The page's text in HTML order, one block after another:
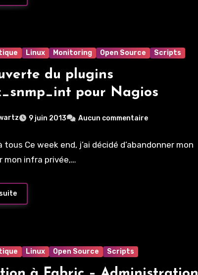
Linux Monitoring Open Source Scripts
du plugins
pour Nagios
9 juin 2013 Aucun commentaire
tous Ce week end, j’ai décidé d’abandonner mon
mon infra privée,…
Linux Open Source Scripts